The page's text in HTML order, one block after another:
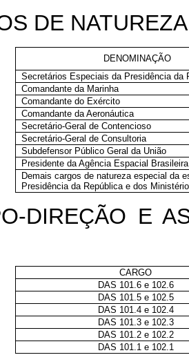
DE
DENOMINAÇÃO
Secretários Especiais da Presidência da
Comandante da Marinha
Comandante do Exército
Comandante da Aeronáutica
Secretário-Geral de Contencioso
Secretário-Geral de Consultoria
Subdefensor Público Geral da União
Presidente da Agência Espacial Brasileira
Demais cargos de natureza especial da
Presidência da República e dos
DIREÇÃO E
CARGO
DAS 101.6 e 102.6
DAS 101.5 e 102.5
DAS 101.4 e 102.4
DAS 101.3 e 102.3
DAS 101.2 e 102.2
DAS 101.1 e 102.1